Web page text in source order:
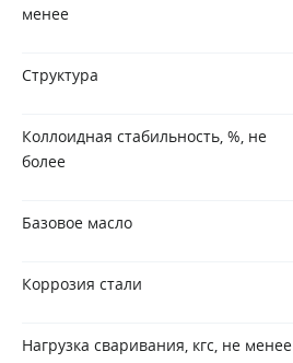
менее
Структура
Коллоидная стабильность, %, не
более
Базовое масло
Коррозия стали
Нагрузка сваривания, кгс, не менее